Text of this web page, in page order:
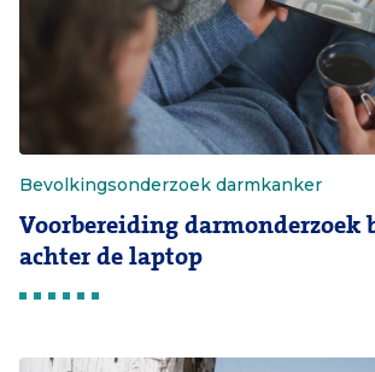
Bevolkingsonderzoek darmkanker
Voorbereiding darmonderzoek
achter de laptop